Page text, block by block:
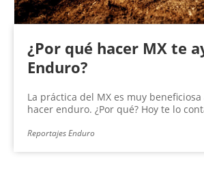
¿Por qué hacer MX te
Enduro?
La práctica del MX es muy
hacer enduro. ¿Por qué? Hoy te lo
Reportajes Enduro